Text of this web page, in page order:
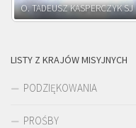
O. ADNRZEJ LEŚNIARA SJ
LISTY Z KRAJÓW MISYJNYCH
PODZIĘKOWANIA
PROŚBY